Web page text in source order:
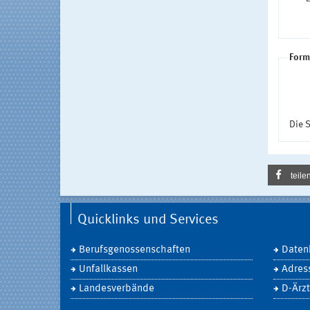
Die
Quicklinks und Services
Berufsgenossenschaften
Unfallkassen
Landesverbände
D-